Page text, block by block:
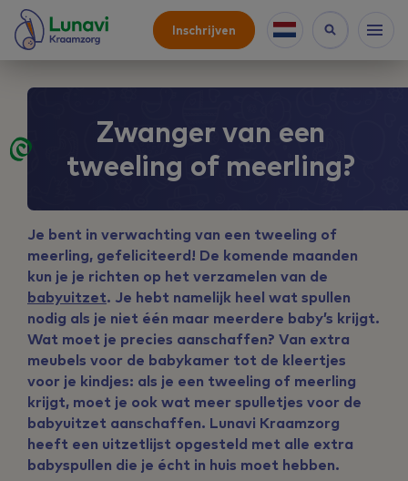
Inschrijven
Zwanger van een
tweeling of meerling?
Je bent in verwachting van een tweeling of
meerling, gefeliciteerd! De komende maanden
kun je je richten op het verzamelen van de
babyuitzet. Je hebt namelijk heel wat spullen
nodig als je niet één maar meerdere baby’s krijgt.
Wat moet je precies aanschaffen? Van extra
meubels voor de babykamer tot de kleertjes
voor je kindjes: als je een tweeling of meerling
krijgt, moet je ook wat meer spulletjes voor de
babyuitzet aanschaffen. Lunavi Kraamzorg
heeft een uitzetlijst opgesteld met alle extra
babyspullen die je écht in huis moet hebben.